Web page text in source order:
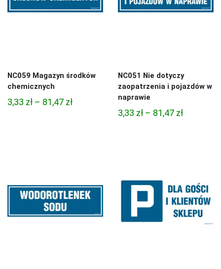
NC059 Magazyn środków
chemicznych
3,33 zł – 81,47 złZakres
NC051 Nie dotyczy
zaopatrzenia i pojazdów w
naprawie
3,33 zł – 81,47 złZakres